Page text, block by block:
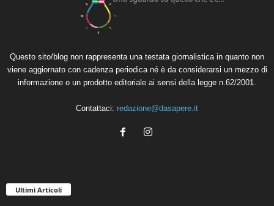
Questo sito/blog non rappresenta una testata giornalistica in quanto non
viene aggiornato con cadenza periodica né è da considerarsi un mezzo di
informazione o un prodotto editoriale ai sensi della legge n.62/2001.
Contattaci: redazione@dasapere.it
Ultimi Articoli